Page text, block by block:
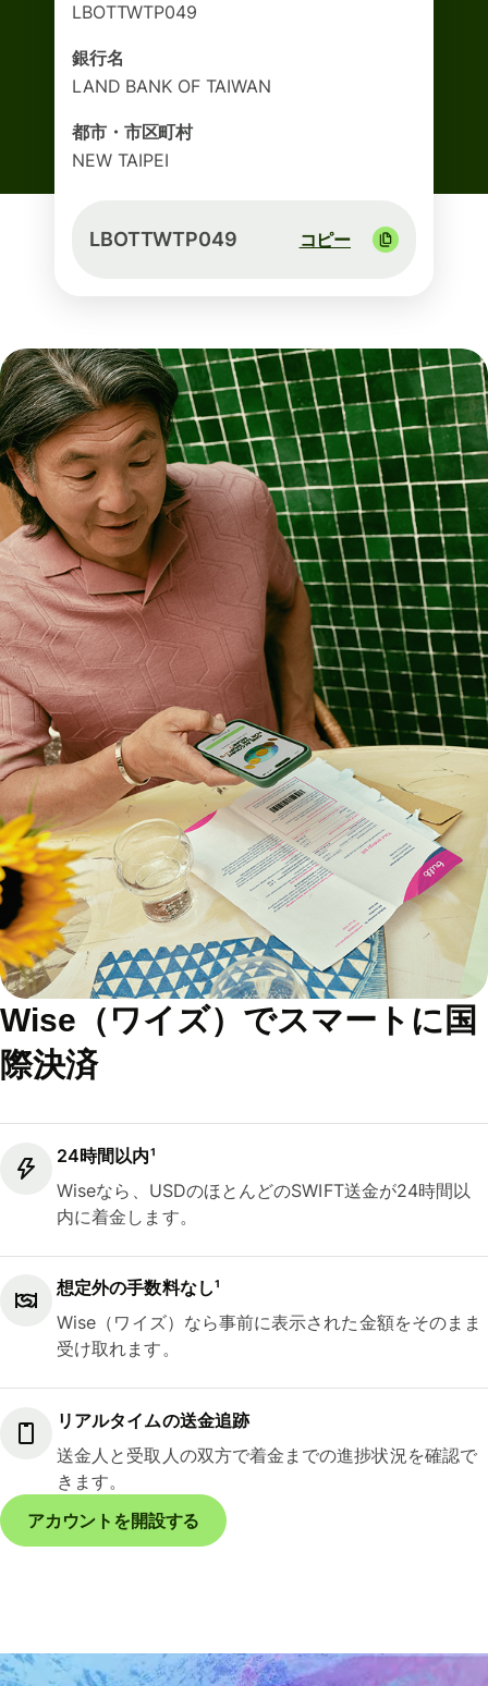
LBOTTWTP049
銀行名
LAND BANK OF TAIWAN
都市・市区町村
NEW TAIPEI
LBOTTWTP049 コピー
Wise（ワイズ）でスマートに国
際決済
24時間以内¹
Wiseなら、USDのほとんどのSWIFT送金が24時間以
内に着金します。
想定外の手数料なし¹
Wise（ワイズ）なら事前に表示された金額をそのまま
受け取れます。
リアルタイムの送金追跡
送金人と受取人の双方で着金までの進捗状況を確認で
きます。
アカウントを開設する